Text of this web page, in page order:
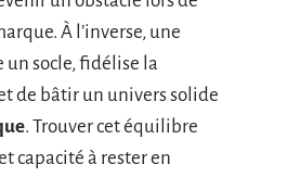
À l’inverse, une
socle, fidélise la
de bâtir un univers solide
. Trouver cet équilibre
capacité à rester en